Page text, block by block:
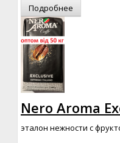
Подробнее
Nero Aroma
эталон нежности с